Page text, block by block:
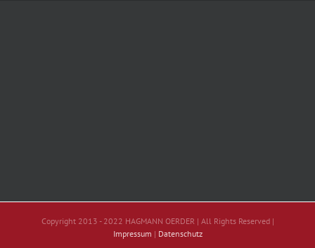
Copyright 2013 - 2022 HAGMANN OERDER | All Rights Reserved |
Impressum | Datenschutz